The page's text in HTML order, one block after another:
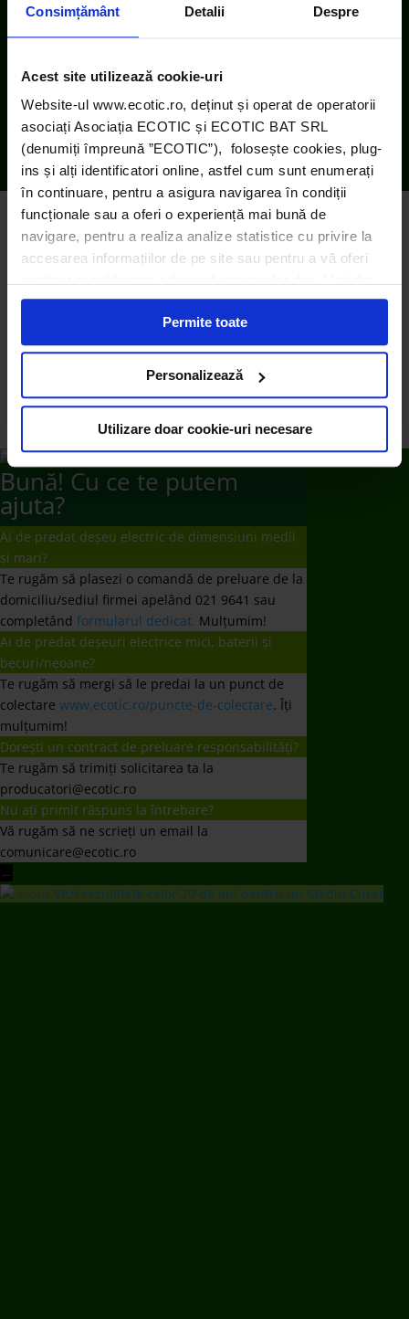
Consimțământ Detalii Despre
Acest site utilizează cookie-uri
Website-ul www.ecotic.ro, deținut și operat de operatorii
asociați Asociația ECOTIC și ECOTIC BAT SRL
(denumiți împreună ”ECOTIC”), folosește cookies, plug-
ins și alți identificatori online, astfel cum sunt enumerați
în continuare, pentru a asigura navigarea în condiții
funcționale sau a oferi o experiență mai bună de
navigare, pentru a realiza analize statistice cu privire la
accesarea informațiilor de pe site sau pentru a vă oferi
acești identificatori online sunt plasați de către ECOTIC
(cookie-uri primare), alții sunt cookie-uri dintr-un domeniu
diferit de domeniul site-ului web pe care îl vizitați (cookie-
uri terțe). Găsiți în ferestrele Detalii și Despre informații
consimțământul cu privire la acestea.
Permite toate
Personalizează
Utilizare doar cookie-uri necesare
Informații despre cookie-uri|Note de informare|
InfoCons – Protecția consumatorului
Setări cookie-uri
Bună! Cu ce te putem
ajuta?
Ai de predat deșeu electric de dimensiuni medii
și mari?
Te rugăm să plasezi o comandă de preluare de la
domiciliu/sediul firmei apelând 021 9641 sau
completând formularul dedicat. Mulțumim!
Ai de predat deșeuri electrice mici, baterii și
becuri/neoane?
Te rugăm să mergi să le predai la un punct de
colectare www.ecotic.ro/puncte-de-colectare. Îți
mulțumim!
Dorești un contract de preluare responsabilități?
Te rugăm să trimiți solicitarea ta la
producatori@ecotic.ro
Nu ați primit răspuns la întrebare?
Vă rugăm să ne scrieți un email la
comunicare@ecotic.ro
←
ECOTIC Vezi rezulatele celor 20 de ani pentru un Mediu Curat